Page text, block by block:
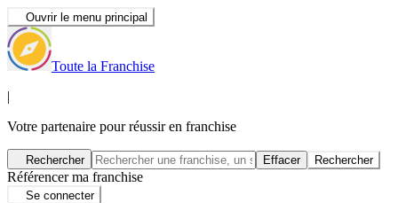
Ouvrir le menu principal
Toute la Franchise
|
Votre partenaire pour réussir en franchise
Rechercher Effacer Rechercher
Référencer ma franchise
Se connecter